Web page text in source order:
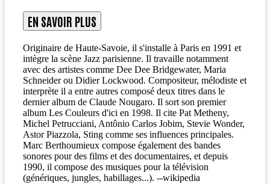
EN SAVOIR PLUS
Originaire de Haute-Savoie, il s'installe à Paris en 1991 et
intègre la scène Jazz parisienne. Il travaille notamment
avec des artistes comme Dee Dee Bridgewater, Maria
Schneider ou Didier Lockwood. Compositeur, mélodiste et
interprète il a entre autres composé deux titres dans le
dernier album de Claude Nougaro. Il sort son premier
album Les Couleurs d'ici en 1998. Il cite Pat Metheny,
Michel Petrucciani, Antônio Carlos Jobim, Stevie Wonder,
Astor Piazzola, Sting comme ses influences principales.
Marc Berthoumieux compose également des bandes
sonores pour des films et des documentaires, et depuis
1990, il compose des musiques pour la télévision
(génériques, jungles, habillages...). --wikipedia